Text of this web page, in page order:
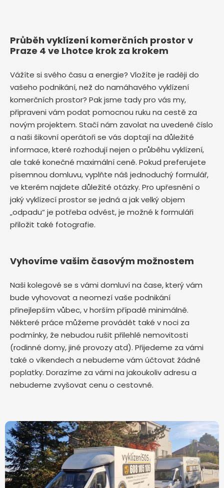
Průběh vyklízení komerčních prostor v
Praze 4 ve Lhotce krok za krokem
Vážíte si svého času a energie? Vložíte je raději do
vašeho podnikání, než do namáhavého vyklízení
komerčních prostor? Pak jsme tady pro vás my,
připraveni vám podat pomocnou ruku na cestě za
novým projektem. Stačí nám zavolat na uvedené číslo
a naši šikovní operátoři se vás doptají na důležité
informace, které rozhodují nejen o průběhu vyklízení,
ale také konečné maximální ceně. Pokud preferujete
písemnou domluvu, vyplňte náš jednoduchý formulář,
ve kterém najdete důležité otázky. Pro upřesnění o
jaký vyklízecí prostor se jedná a jak velký objem
„odpadu“ je potřeba odvést, je možné k formuláři
přiložit také fotografie.
Vyhovíme vašim časovým možnostem
Naši kolegové se s vámi domluví na čase, který vám
bude vyhovovat a neomezí vaše podnikání
přinejlepším vůbec, v horším případě minimálně.
Některé práce můžeme provádět také v noci za
podmínky, že nebudou rušit přilehlé nemovitosti
(rodinné domy, jiné provozy atd). Přijedeme za vámi
také o víkendech a nebudeme vám účtovat žádné
poplatky. Dorazíme za vámi na jakoukoliv adresu a
nebudeme zvyšovat cenu o cestovné.